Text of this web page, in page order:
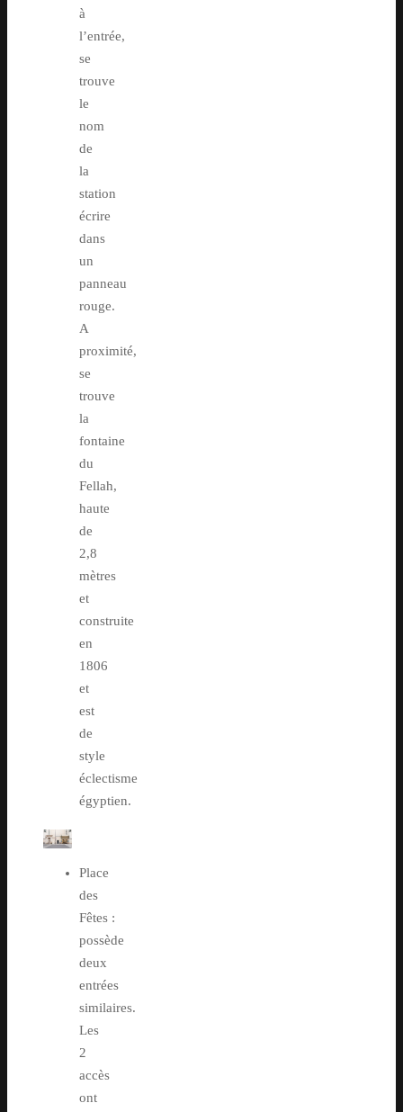
à
l’entrée,
se
trouve
le
nom
de
la
station
écrire
dans
un
panneau
rouge.
A
proximité,
se
trouve
la
fontaine
du
Fellah,
haute
de
2,8
mètres
et
construite
en
1806
et
est
de
style
éclectisme
égyptien.
Place
des
Fêtes :
possède
deux
entrées
similaires.
Les
2
accès
ont